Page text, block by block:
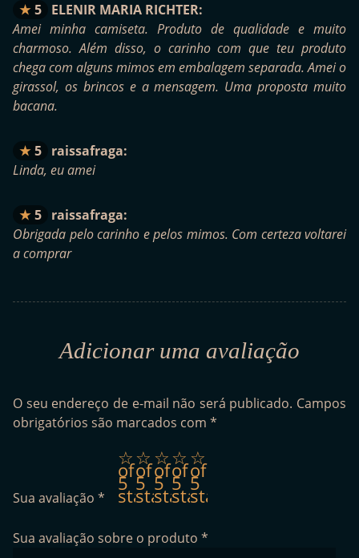
5
ELENIR MARIA RICHTER:
Amei minha camiseta. Produto de qualidade e muito
charmoso. Além disso, o carinho com que teu produto
chega com alguns mimos em embalagem separada. Amei o
girassol, os brincos e a mensagem. Uma proposta muito
bacana.
5
raissafraga:
Linda, eu amei
5
raissafraga:
Obrigada pelo carinho e pelos mimos. Com certeza voltarei
a comprar
Adicionar uma avaliação
O seu endereço de e-mail não será publicado. Campos
obrigatórios são marcados com *
Sua avaliação *
1
of
5
stars
2
of
5
stars
3
of
5
stars
4
of
5
stars
of
5
stars
Sua avaliação sobre o produto *